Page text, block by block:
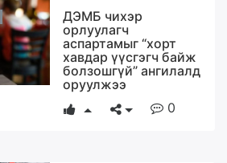
ДЭМБ чихэр
орлуулагч
аспартамыг “хорт
хавдар үүсгэгч байж
болзошгүй” ангилалд
оруулжээ
0